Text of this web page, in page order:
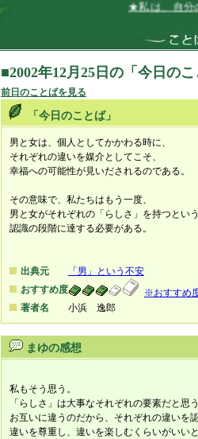
★私は、自分の
■2002年12月25日の「今日の
前日のことばを見る
「今日のことば」
男と女は、個人としてかかわる時に、
それぞれの違いを媒介としてこそ、
幸福への可能性が見いだされるのである。
その意味で、私たちはもう一度、
男と女がそれぞれの「らしさ」を持つとい
認識の段階に達する必要がある。
出典元
「男」という不安
おすすめ度
※おすすめ
著者名
小浜 逸郎
まゆの感想
私もそう思う。
「らしさ」は大事なそれぞれの要素だと思
お互いに違うのだから、それぞれの違いを
違いを尊重し、違いを楽しむくらいがいい